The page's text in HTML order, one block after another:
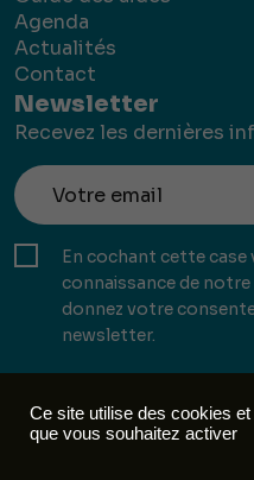
Agenda
Actualités
Contact
Newsletter
Recevez les dernières
En cochant cette case
connaissance de
donnez votre
newsletter.
Ce site utilise des cookies
que vous souhaitez activer